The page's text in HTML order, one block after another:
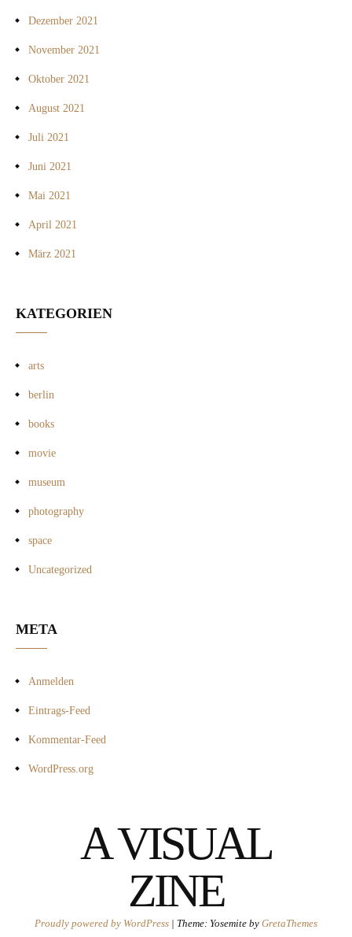
Dezember 2021
November 2021
Oktober 2021
August 2021
Juli 2021
Juni 2021
Mai 2021
April 2021
März 2021
KATEGORIEN
arts
berlin
books
movie
museum
photography
space
Uncategorized
META
Anmelden
Eintrags-Feed
Kommentar-Feed
WordPress.org
A VISUAL
ZINE
Proudly powered by WordPress | Theme: Yosemite by GretaThemes